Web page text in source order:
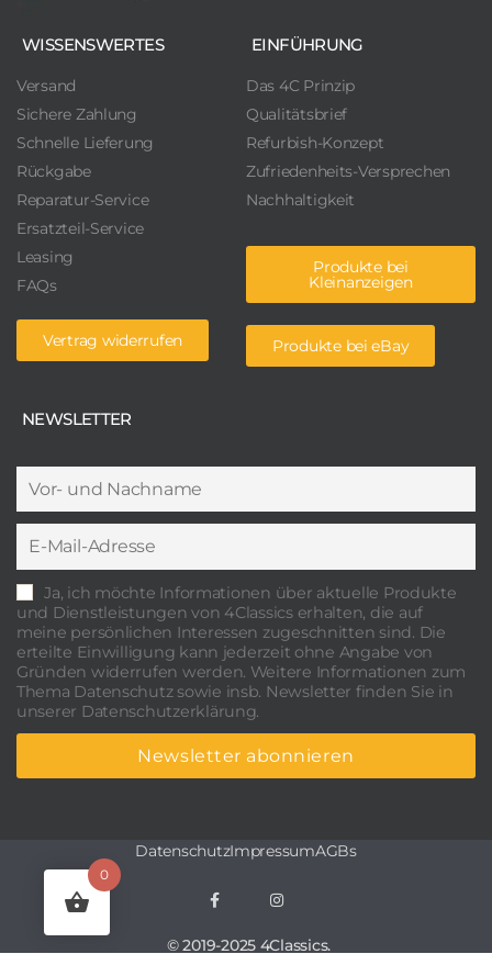
WISSENSWERTES
Versand
Sichere Zahlung
Schnelle Lieferung
Rückgabe
Reparatur-Service
Ersatzteil-Service
Leasing
FAQs
Vertrag widerrufen
EINFÜHRUNG
Das 4C Prinzip
Qualitätsbrief
Refurbish-Konzept
Zufriedenheits-Versprechen
Nachhaltigkeit
Produkte bei
Kleinanzeigen
Produkte bei eBay
NEWSLETTER
Ja, ich möchte Informationen über aktuelle Produkte
und Dienstleistungen von 4Classics erhalten, die auf
meine persönlichen Interessen zugeschnitten sind. Die
erteilte Einwilligung kann jederzeit ohne Angabe von
Gründen widerrufen werden. Weitere Informationen zum
Thema Datenschutz sowie insb. Newsletter finden Sie in
unserer Datenschutzerklärung.
DatenschutzImpressumAGBs
© 2019-2025 4Classics.
0